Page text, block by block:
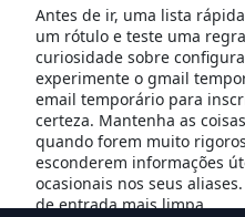
Antes de ir, uma lista
um rótulo e teste uma
curiosidade sobre
experimente o gmail
email temporário para
certeza. Mantenha as
quando forem muito
esconderem informações
ocasionais nos seus
de entrada mais limpa.